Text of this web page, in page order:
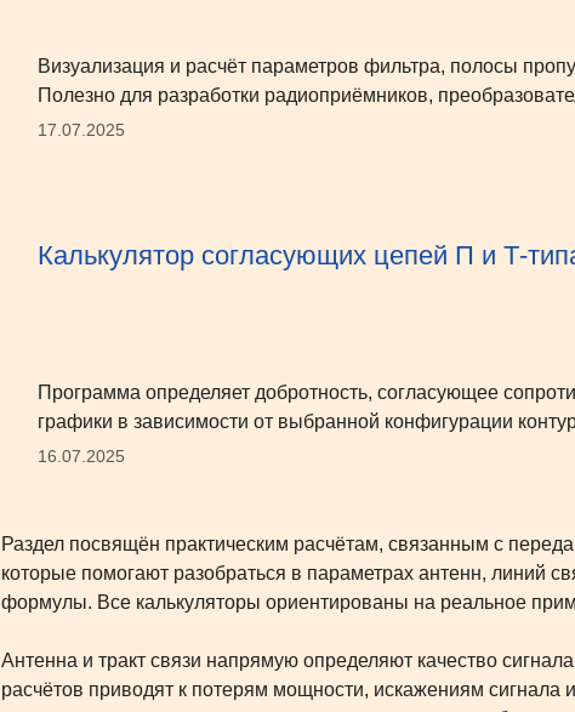
Визуализация и расчёт параметров фильтра, полосы
Полезно для разработки радиоприёмников,
17.07.2025
Калькулятор согласующих цепей П и Т-
Программа определяет добротность, согласующее
графики в зависимости от выбранной конфигурации
16.07.2025
Раздел посвящён практическим расчётам, связанным с
которые помогают разобраться в параметрах антенн, линий
формулы. Все калькуляторы ориентированы на реальное
Антенна и тракт связи напрямую определяют качество
расчётов приводят к потерям мощности, искажениям сигнала